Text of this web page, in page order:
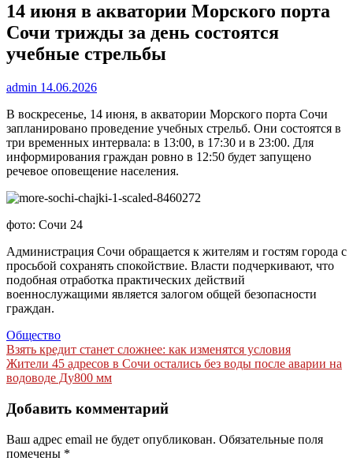
14 июня в акватории Морского порта
Сочи трижды за день состоятся
учебные стрельбы
admin 14.06.2026
В воскресенье, 14 июня, в акватории Морского порта Сочи
запланировано проведение учебных стрельб. Они состоятся в
три временных интервала: в 13:00, в 17:30 и в 23:00. Для
информирования граждан ровно в 12:50 будет запущено
речевое оповещение населения.
фото: Сочи 24
Администрация Сочи обращается к жителям и гостям города с
просьбой сохранять спокойствие. Власти подчеркивают, что
подобная отработка практических действий
военнослужащими является залогом общей безопасности
граждан.
Общество
Навигация
по
Взять кредит станет сложнее: как изменятся условия
Жители 45 адресов в Сочи остались без воды после аварии на
водоводе Ду800 мм
Добавить комментарий
Ваш адрес email не будет опубликован. Обязательные поля
помечены *